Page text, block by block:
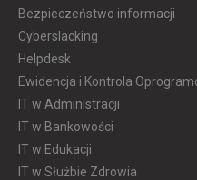
Bezpieczeństwo informacji
Cyberslacking
Helpdesk
Ewidencja i Kontrola
IT w Administracji
IT w Bankowości
IT w Edukacji
IT w Służbie Zdrowia